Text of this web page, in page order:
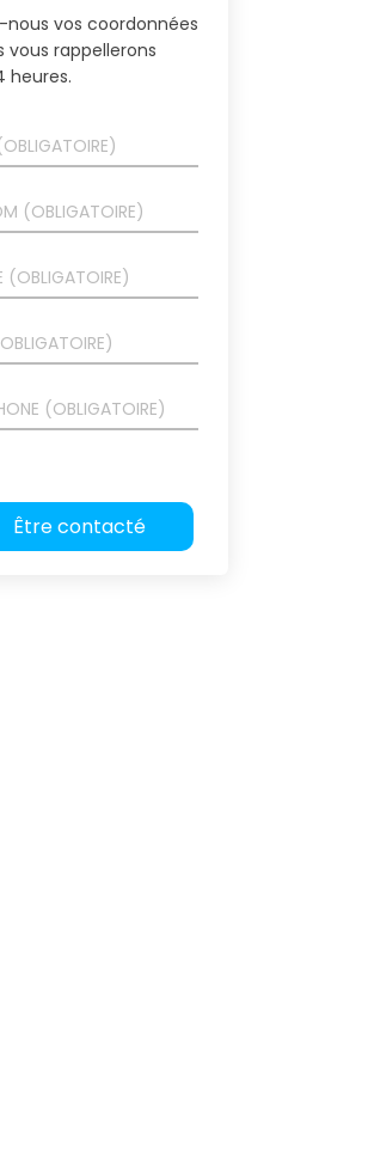
nous vos coordonnées
vous rappellerons
heures.
Être contacté